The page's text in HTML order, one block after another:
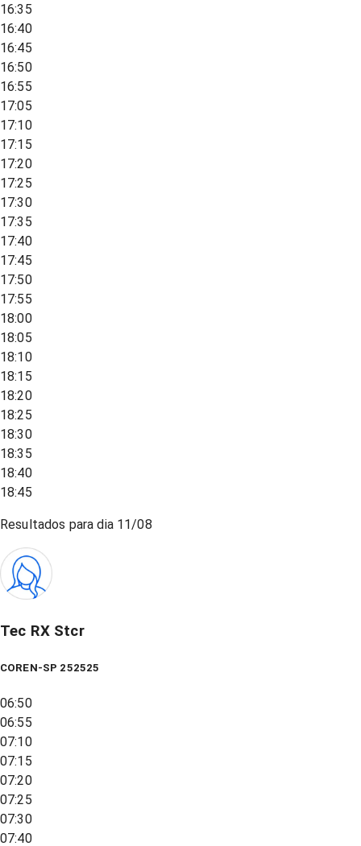
16:35
16:40
16:45
16:50
16:55
17:05
17:10
17:15
17:20
17:25
17:30
17:35
17:40
17:45
17:50
17:55
18:00
18:05
18:10
18:15
18:20
18:25
18:30
18:35
18:40
18:45
Resultados para dia 11/08
Tec RX Stcr
COREN-SP 252525
06:50
06:55
07:10
07:15
07:20
07:25
07:30
07:40